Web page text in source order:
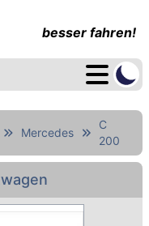
besser fahren!
Mercedes
C
200